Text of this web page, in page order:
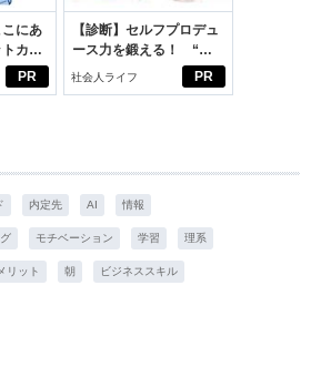
PR
にあ
カー
PR
【診断】セルフプロデュ
ース力を鍛える！ “ジ
ブン観”診断
社会人ライフ
内定先 AI 情報
モチベーション 学習 理系
メリット 朝 ビジネススキル